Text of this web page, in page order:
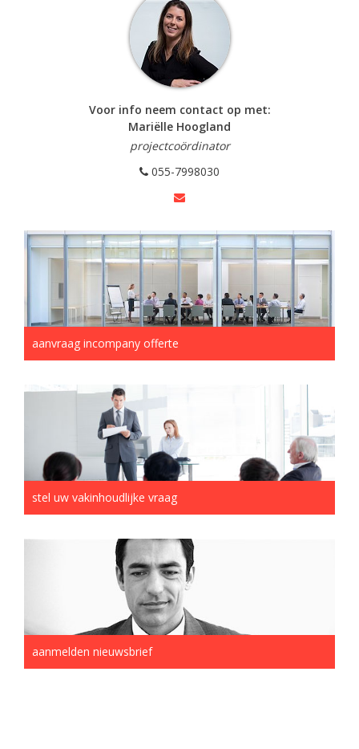
Voor info neem contact op met:
Mariëlle Hoogland
projectcoördinator
055-7998030
aanvraag incompany offerte
stel uw vakinhoudlijke vraag
aanmelden nieuwsbrief